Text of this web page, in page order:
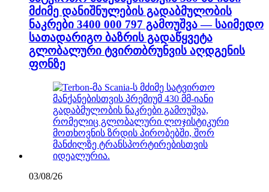
მძიმე დანიშნულების გადაბმულობის
ნაკრები 3400 000 797 გამოუშვა — საიმედო
სათადარიგო ბაზრის გადაწყვეტა
გლობალური ტვირთბრუნვის აღდგენის
ფონზე
03/08/26